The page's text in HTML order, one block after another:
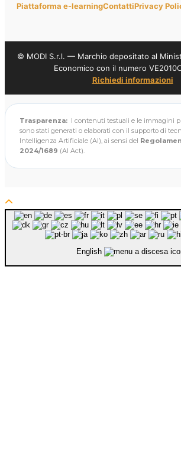
Piattaforma e-learningContattiPrivacy
© MODI S.r.l. — Marchio depositato al
Economico con il numero
Richiedi informazioni
Trasparenza: I contenuti testuali e le immagini
sono stati generati o elaborati con il supporto di
Intelligenza Artificiale (AI), ai sensi del
2024/1689 (AI Act).
English